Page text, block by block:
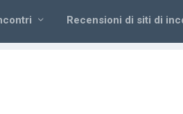
Recensioni di siti di